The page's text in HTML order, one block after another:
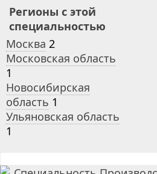
Регионы с этой
специальностью
Москва 2
Московская область
1
Новосибирская
область 1
Ульяновская область
1